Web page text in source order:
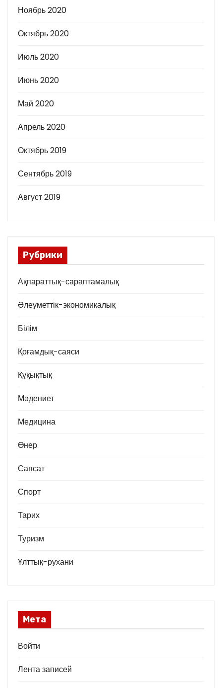
Ноябрь 2020
Октябрь 2020
Июль 2020
Июнь 2020
Май 2020
Апрель 2020
Октябрь 2019
Сентябрь 2019
Август 2019
Рубрики
Ақпараттық-сараптамалық
Әлеуметтік-экономикалық
Білім
Қоғамдық-саяси
Құқықтық
Мәдениет
Медицина
Өнер
Саясат
Спорт
Тарих
Туризм
Ұлттық-рухани
Мета
Войти
Лента записей